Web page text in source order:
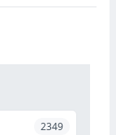
GmbH
2349